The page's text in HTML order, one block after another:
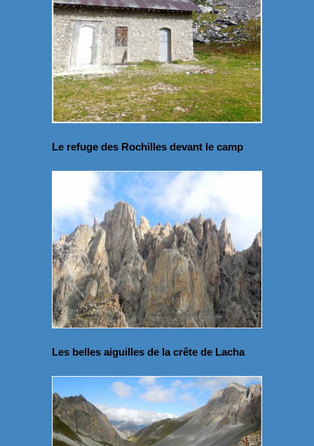
Le refuge des Rochilles devant le camp
Les belles aiguilles de la crête de Lacha